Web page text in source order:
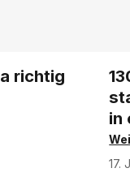
richtig
in
17.